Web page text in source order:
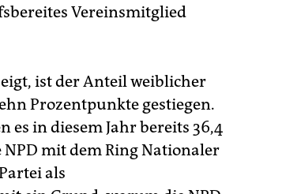
Vereinsmitglied
ist der Anteil weiblicher
Prozentpunkte gestiegen.
es in diesem Jahr bereits 36,4
mit dem Ring Nationaler
als